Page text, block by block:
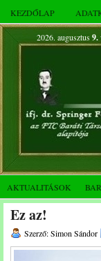
KEZDŐLAP
2026. augusztus 9.
AKTUALITÁSOK
Ez az!
Szerző: Simon Sándor